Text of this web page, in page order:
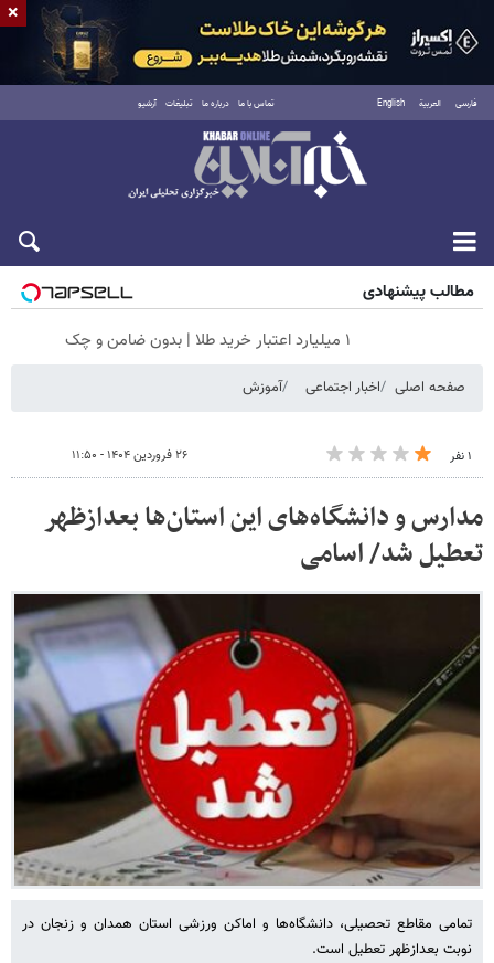
فارسی العربية English تماس با ما درباره ما تبلیغات آرشیو
شنبه ۱۷ مرداد ۱۴۰۵
مطالب پیشنهادی
۱ میلیارد اعتبار خرید طلا | بدون ضامن و چک
صفحه اصلی اخبار اجتماعی آموزش
۱ نفر ۲۶ فروردین ۱۴۰۴ - ۱۱:۵۰
مدارس و دانشگاه‌های این استان‌ها بعدازظهر
تعطیل شد/ اسامی
تمامی مقاطع تحصیلی، دانشگاه‌ها و اماکن ورزشی استان همدان و زنجان در
نوبت بعدازظهر تعطیل است.
×